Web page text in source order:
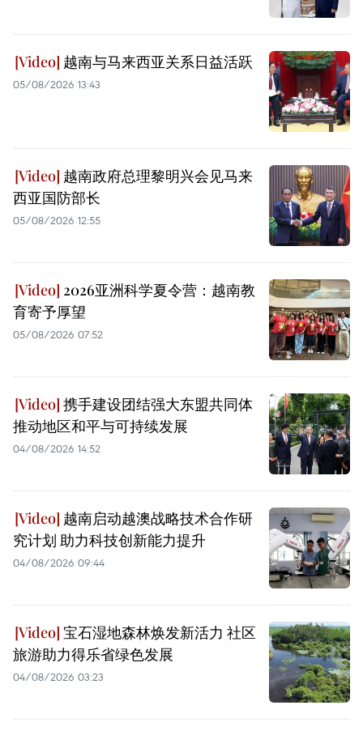
越南与马来西亚关系日益活跃
05/08/2026 13:43
越南政府总理黎明兴会见马来
西亚国防部长
05/08/2026 12:55
2026亚洲科学夏令营：越南教
育寄予厚望
05/08/2026 07:52
携手建设团结强大东盟共同体
推动地区和平与可持续发展
04/08/2026 14:52
越南启动越澳战略技术合作研
究计划 助力科技创新能力提升
04/08/2026 09:44
宝石湿地森林焕发新活力 社区
旅游助力得乐省绿色发展
04/08/2026 03:23